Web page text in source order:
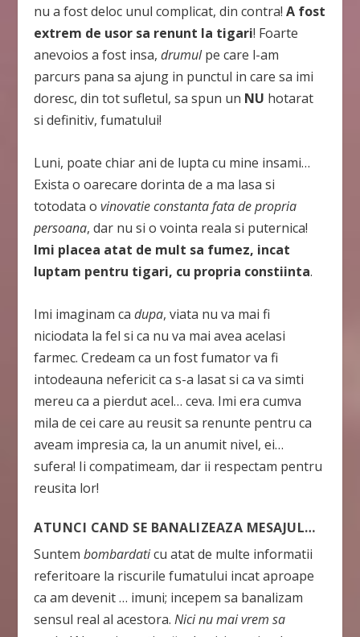
nu a fost deloc unul complicat, din contra!A fost
extrem de usor sa renunt la tigari! Foarte
anevoios a fost insa,drumulpe care l-am
parcurs pana sa ajung in punctul in care sa imi
doresc, din tot sufletul, sa spun un NU hotarat
si definitiv, fumatului!
Luni, poate chiar ani de lupta cu mine insami…
Exista o oarecare dorinta de a ma lasa si
totodata ovinovatie constanta fata de propria
persoana, dar nu si o vointa reala si puternica!
Imi placea atat de mult sa fumez, incat
luptam pentru tigari, cu propria constiinta.
Imi imaginam cadupa, viata nu va mai fi
niciodata la fel si ca nu va mai avea acelasi
farmec. Credeam ca un fost fumator va fi
intodeauna nefericit ca s-a lasat si ca va simti
mereu ca a pierdut acel… ceva. Imi era cumva
mila de cei care au reusit sa renunte pentru ca
aveam impresia ca, la un anumit nivel, ei…
sufera! Ii compatimeam, dar ii respectam pentru
reusita lor!
ATUNCI CAND SE BANALIZEAZA MESAJUL…
Suntembombardaticu atat de multe informatii
referitoare la riscurile fumatului incat aproape
ca am devenit … imuni; incepem sa banalizam
sensul real al acestora.Nici nu mai vrem sa